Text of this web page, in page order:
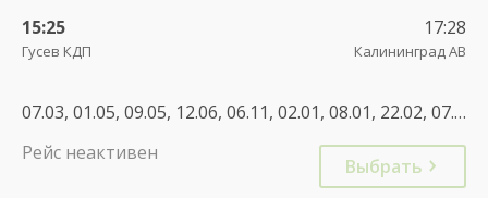
15:25
Гусев КДП
17:28
Калининград АВ
07.03, 01.05, 09.05, 12.06, 06.11, 02.01, 08.01, 22.02, 07.03, 27.04, 01.05, 08.05, 02.11, 04.11, 28.12, 02.01, 08.01, 30.04, 01.05, 02.05, 03.05, 07.05, 08.05, 09.05, 10.05, 11.06, 12.06, 13.06, 14.06, 30.08, 01.11, 04.11
Рейс неактивен
Выбрать